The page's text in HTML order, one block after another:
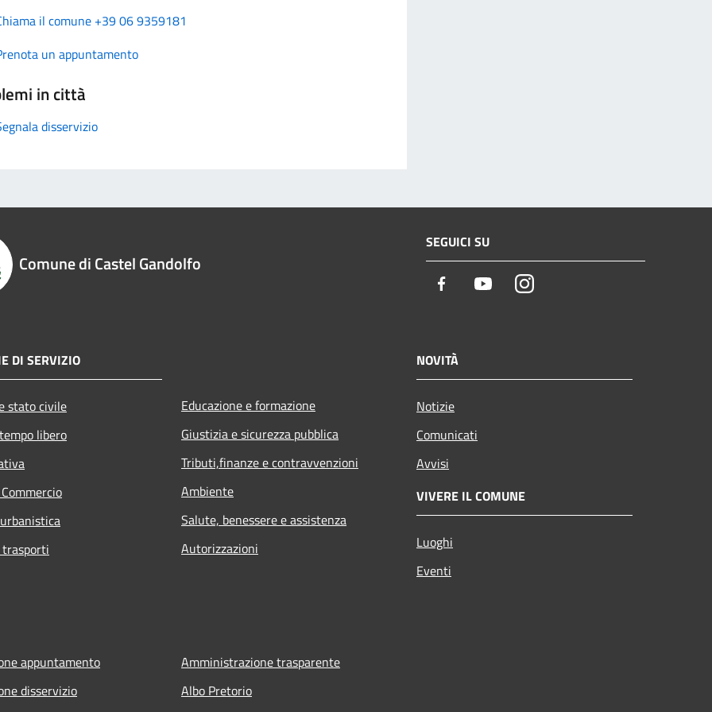
il comune +39 06 9359181
un appuntamento
in città
disservizio
Comune di Castel Gandolfo
SEGUICI SU
Facebook YoutubeInstagram
DI SERVIZIO
stato civile
libero
Educazione e formazione
Giustizia e sicurezza pubblica
Tributi,finanze e contravvenzioni
Ambiente
Salute, benessere e assistenza
Autorizzazioni
NOVITÀ
Notizie
Comunicati
Avvisi
VIVERE IL COMUNE
Luoghi
Eventi
appuntamento
disservizio
Amministrazione trasparente
Albo Pretorio